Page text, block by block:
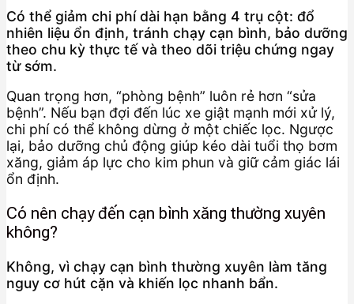
Có thể giảm chi phí dài hạn bằng 4 trụ cột: đổ
nhiên liệu ổn định, tránh chạy cạn bình, bảo dưỡng
theo chu kỳ thực tế và theo dõi triệu chứng ngay
từ sớm.
Quan trọng hơn, “phòng bệnh” luôn rẻ hơn “sửa
bệnh”. Nếu bạn đợi đến lúc xe giật mạnh mới xử lý,
chi phí có thể không dừng ở một chiếc lọc. Ngược
lại, bảo dưỡng chủ động giúp kéo dài tuổi thọ bơm
xăng, giảm áp lực cho kim phun và giữ cảm giác lái
ổn định.
Có nên chạy đến cạn bình xăng thường xuyên
không?
Không, vì chạy cạn bình thường xuyên làm tăng
nguy cơ hút cặn và khiến lọc nhanh bẩn.